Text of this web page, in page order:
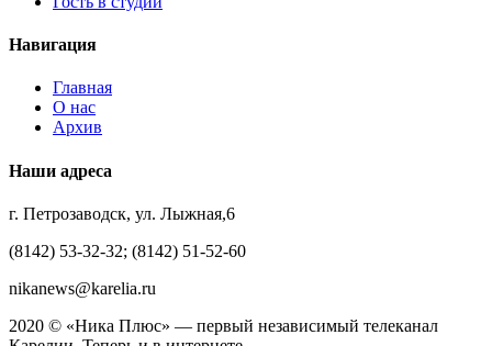
Навигация
Главная
О нас
Архив
Наши адреса
г. Петрозаводск, ул. Лыжная,6
(8142) 53-32-32; (8142) 51-52-60
nikanews@karelia.ru
2020 © «Ника Плюс» — первый независимый телеканал